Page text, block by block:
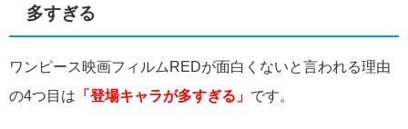
多すぎる
ワンピース映画フィルムREDが面白くないと言われる理由
の4つ目は 「登場キャラが多すぎる」 です。